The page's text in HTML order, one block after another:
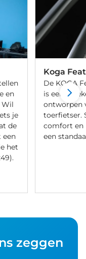
en
Wil
je
de
een
het
Koga
De KOGA
is een
ontworpen
toerfietser.
comfort en
een
zeggen